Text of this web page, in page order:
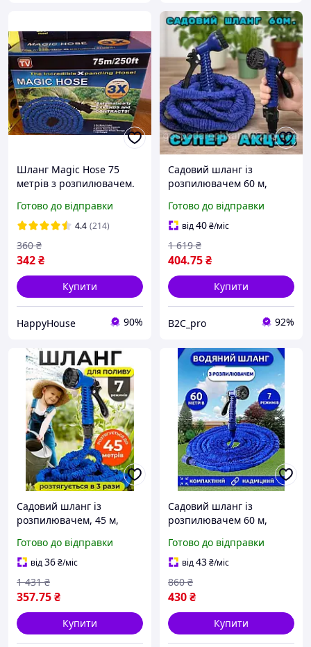
Шланг Magic Hose 75
метрів з розпилювачем.
iC227
Готово до відправки
4.4 (214)
342₴
360 ₴
Купити
HappyHouse 90%
Садовий шланг із
розпилювачем 60 м,
поливальний шланг 60 м
drop
Готово до відправки
від40₴/міс
404.75₴
1 619 ₴
Купити
B2C_pro 92%
Садовий шланг із
розпилювачем, 45 м,
шланг для поливу
Готово до відправки
від36₴/міс
357.75₴
1 431 ₴
Купити
Садовий шланг із
розпилювачем 60 м,
поливальний шланг 60 м
Готово до відправки
від43₴/міс
430₴
860 ₴
Купити